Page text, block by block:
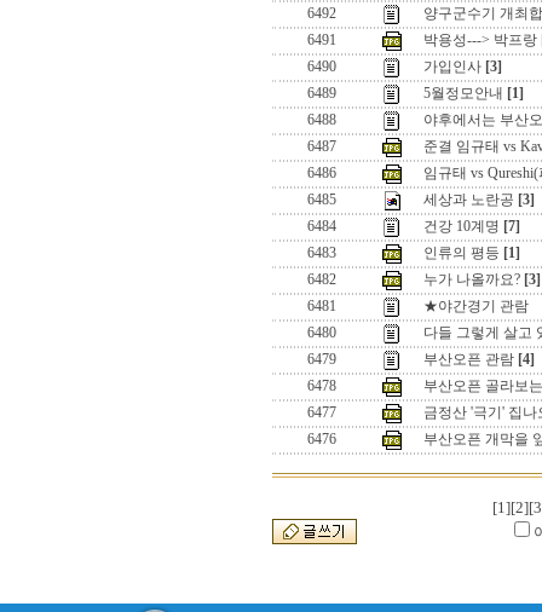
6492
양구군수기 개최
6491
박용성---> 박프랑
6490
가입인사 [3]
6489
5월정모안내 [1]
6488
야후에서는 부산
6487
준결 임규태 vs
6486
임규태 vs
6485
세상과 노란공 [3]
6484
건강 10계명 [7]
6483
인류의 평등 [1]
6482
누가 나올까요? [3]
6481
★야간경기 관람
6480
다들 그렇게 살고
6479
부산오픈 관람 [4]
6478
부산오픈 골라보
6477
금정산 '극기' 집나
6476
부산오픈 개막을
[1][2]